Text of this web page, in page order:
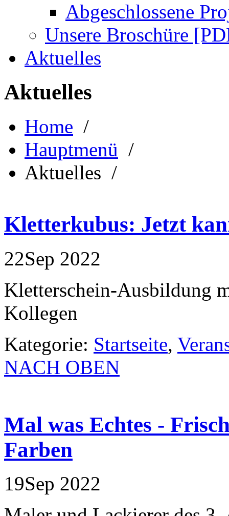
Abgeschlossene
Unsere Broschüre
Aktuelles
Aktuelles
Home /
Hauptmenü /
Aktuelles /
Kletterkubus: Jetzt
22Sep 2022
Kletterschein-Ausbildung
Kollegen
Kategorie: Startseite,
NACH OBEN
Mal was Echtes -
Farben
19Sep 2022